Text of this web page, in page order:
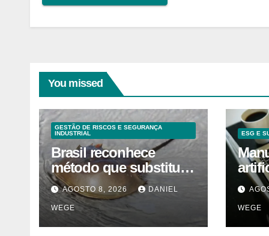
You missed
GESTÃO DE RISCOS E SEGURANÇA
INDUSTRIAL
Brasil reconhece
método que substitui
uso de sangue de
caranguejo-ferradura
em testes
farmacêuticos
AGOSTO 8, 2026 DANIEL
WEGE
ESG E
WEGE